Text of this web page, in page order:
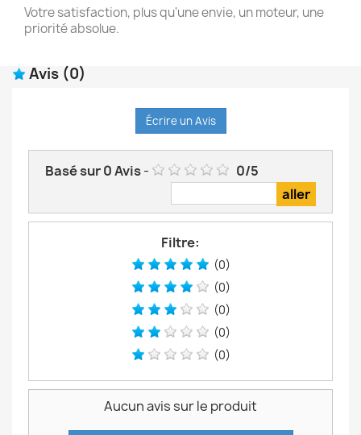
Votre satisfaction, plus qu'une envie, un moteur, une
priorité absolue.
Avis (0)
Écrire un Avis
Basé sur0Avis- 0/5
Filtre:
(0)
(0)
(0)
(0)
(0)
Aucun avis sur le produit